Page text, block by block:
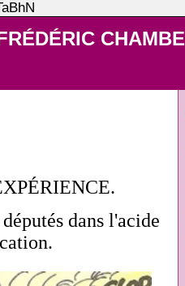
CHAMBE
dans l'acide